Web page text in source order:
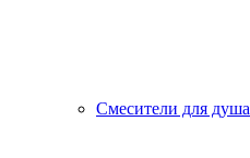
Смесители для душа